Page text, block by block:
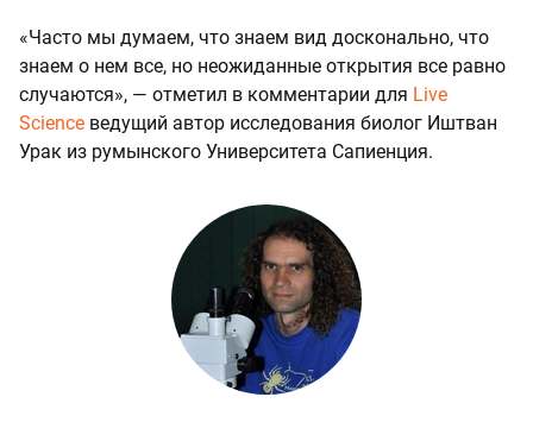
«Часто мы думаем, что знаем вид досконально, что
знаем о нем все, но неожиданные открытия все равно
случаются», — отметил в комментарии для Live
Science ведущий автор исследования биолог Иштван
Урак из румынского Университета Сапиенция.